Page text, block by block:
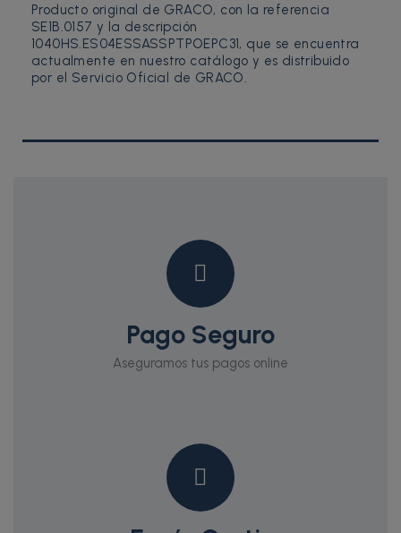
Producto original de GRACO, con la referencia
SE1B.0157 y la descripción
1040HS.ES04ESSASSPTPOEPC31, que se encuentra
actualmente en nuestro catálogo y es distribuido
por el Servicio Oficial de GRACO.
Pago Seguro
Aseguramos tus pagos online